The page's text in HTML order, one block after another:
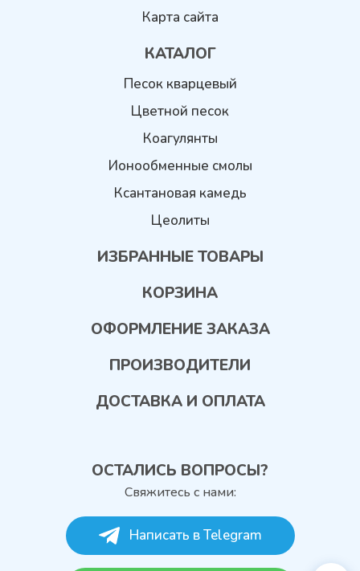
Карта сайта
КАТАЛОГ
Песок кварцевый
Цветной песок
Коагулянты
Ионообменные смолы
Ксантановая камедь
Цеолиты
ИЗБРАННЫЕ ТОВАРЫ
КОРЗИНА
ОФОРМЛЕНИЕ ЗАКАЗА
ПРОИЗВОДИТЕЛИ
ДОСТАВКА И ОПЛАТА
ОСТАЛИСЬ ВОПРОСЫ?
Свяжитесь с нами:
Написать в Telegram